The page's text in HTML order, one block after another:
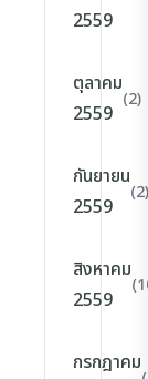
2559
ตุลาคม
2559
(2)
กันยายน
2559
(2)
สิงหาคม
2559
กรกฎาคม